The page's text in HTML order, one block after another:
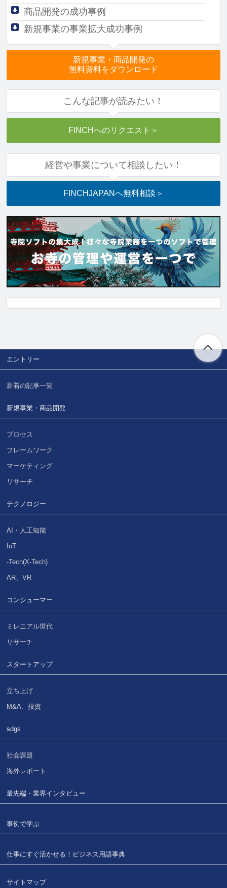
商品開発の成功事例
新規事業の事業拡大成功事例
新規事業・商品開発の
無料資料をダウンロード
こんな記事が読みたい！
FINCHへのリクエスト ＞
経営や事業について相談したい！
FINCHJAPANへ無料相談 ＞
エントリー
新着の記事一覧
新規事業・商品開発
プロセス
フレームワーク
マーケティング
リサーチ
テクノロジー
AI・人工知能
IoT
-Tech(X-Tech)
AR、VR
コンシューマー
ミレニアル世代
リサーチ
スタートアップ
立ち上げ
M&A、投資
sdgs
社会課題
海外レポート
最先端・業界インタビュー
事例で学ぶ
仕事にすぐ活かせる！ ビジネス用語事典
サイトマップ